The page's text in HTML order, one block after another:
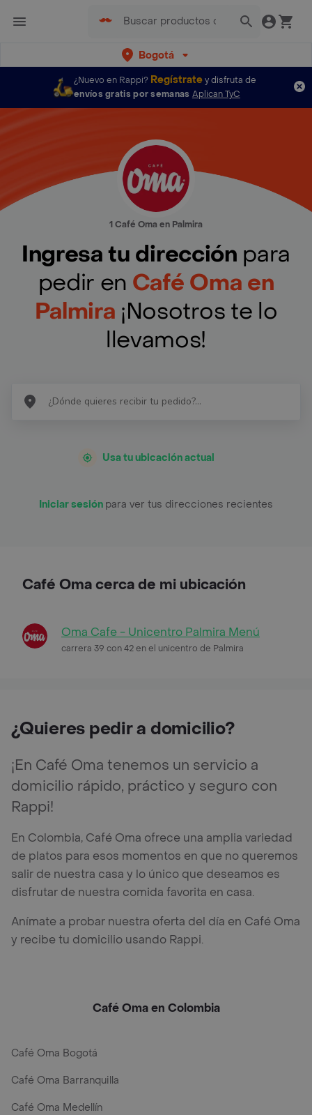
Bogotá
¿Nuevo en Rappi? Regístratey disfruta de
envíos gratis por semanas Aplican TyC
1 Café Oma en Palmira
Ingresa tu dirección para
pedir en Café Oma en
Palmira ¡Nosotros te lo
llevamos!
Usa tu ubicación actual
Iniciar sesión para ver tus direcciones recientes
Café Oma cerca de mi ubicación
Oma Cafe - Unicentro Palmira Menú
carrera 39 con 42 en el unicentro de Palmira
¿Quieres pedir a domicilio?
¡En Café Oma tenemos un servicio a
domicilio rápido, práctico y seguro con
Rappi!
En Colombia, Café Oma ofrece una amplia variedad
de platos para esos momentos en que no queremos
salir de nuestra casa y lo único que deseamos es
disfrutar de nuestra comida favorita en casa.
Anímate a probar nuestra oferta del día en Café Oma
y recibe tu domicilio usando Rappi.
Café Oma en Colombia
Café Oma Bogotá
Café Oma Barranquilla
Café Oma Medellín